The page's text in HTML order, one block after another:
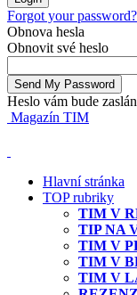
Forgot your
Obnova hesla
Obnovit své heslo
Heslo vám bude
Magazín TIM
Hlavní stránka
TOP rubriky
TIM V
TIP NA
TIM V
TIM V
TIM V